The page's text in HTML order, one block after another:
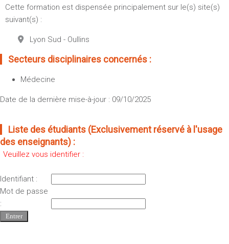
Cette formation est dispensée principalement sur le(s) site(s)
suivant(s) :
Lyon Sud - Oullins
Secteurs disciplinaires concernés :
Médecine
Date de la dernière mise-à-jour : 09/10/2025
Liste des étudiants (Exclusivement réservé à l'usage
des enseignants) :
Veuillez vous identifier :
Identifiant :
Mot de passe
: